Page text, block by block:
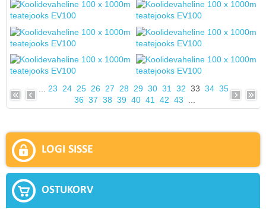
23 24 25 26 27 28 29 30 31 32 33 34 35
36 37 38 39 40 41 42 43
LOGI SISSE
OSTUKORV